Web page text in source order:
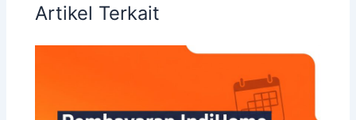
Artikel Terkait